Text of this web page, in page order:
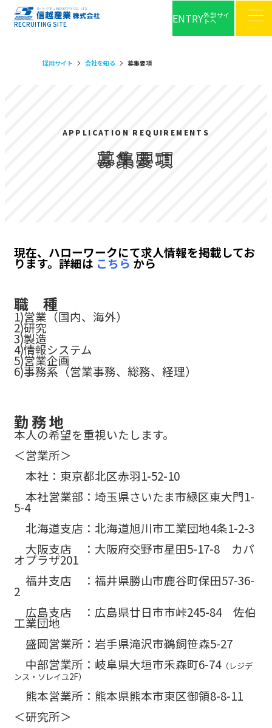
RECRUITING SITE ENTRY外部サイ
トへ
採用サイト 会社を知る 募集要項
APPLICATION REQUIREMENTS
募集要項
現在、ハローワークにて求人情報を掲載してお
ります。詳細は こちら から
職 種
1)営業（国内、海外）
2)研究
3)製造
4)情報システム
5)営業企画
6)事務系（営業事務、総務、経理）
勤 務 地
本人の希望を重視いたします。
＜営業所＞
本社：東京都北区赤羽1-52-10
本社営業部：埼玉県さいたま市緑区東大門1-
5-4
北海道支店：北海道旭川市工業団地4条1-2-3
大阪支店 ：大阪府交野市星田5-17-8 カパ
オプラザ201
福井支店 ：福井県勝山市鹿谷町保田57-36-
2
広島支店 ：広島県廿日市市峠245-84 佐伯
工業団地
盛岡営業所：岩手県滝沢市鵜飼笹森5-27
中部営業所：岐阜県大垣市禾森町6-74（レジデ
ンス・ソレイユ2F）
熊本営業所：熊本県熊本市東区御領8-8-11
＜研究所＞